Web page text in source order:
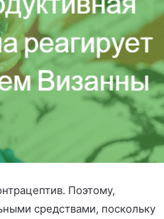
Поэтому,
средствами, поскольку